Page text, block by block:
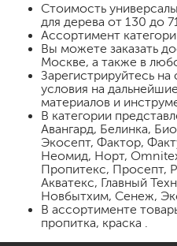
Стоимость
для дерева от 130 до
Ассортимент
Вы можете заказать
Москве, а также в
Зарегистрируйтесь
условия на
материалов и
В категории
Авангард, Белинка,
Экосепт, Фактор,
Неомид, Норт,
Пропитекс, Просепт,
Акватекс, Главный
Новбытхим, Сенеж,
В ассортименте
пропитка, краска .